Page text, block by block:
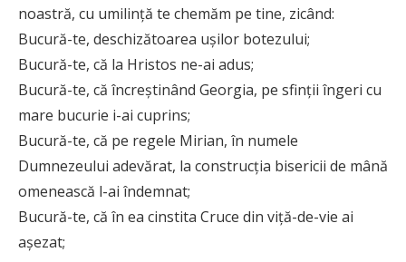
noastră, cu umilință te chemăm pe tine, zicând:
Bucură-te, deschizătoarea ușilor botezului;
Bucură-te, că la Hristos ne-ai adus;
Bucură-te, că încreștinând Georgia, pe sfinții îngeri cu
mare bucurie i-ai cuprins;
Bucură-te, că pe regele Mirian, în numele
Dumnezeului adevărat, la construcția bisericii de mână
omenească l-ai îndemnat;
Bucură-te, că în ea cinstita Cruce din viță-de-vie ai
așezat;